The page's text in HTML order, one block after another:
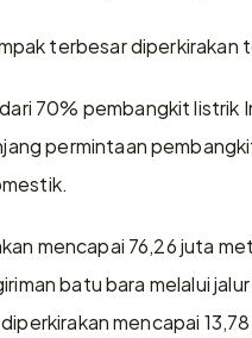
terbesar diperkirakan
70% pembangkit listrik
permintaan
mencapai 76,26 juta
batu bara melalui
mencapai